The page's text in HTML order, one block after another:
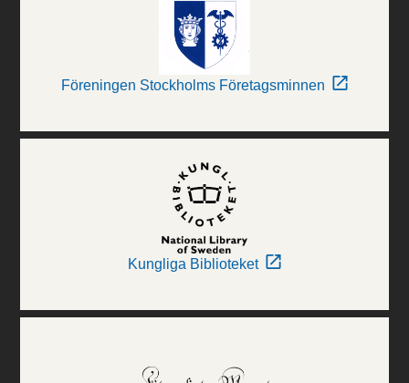
Föreningen Stockholms Företagsminnen
Kungliga Biblioteket